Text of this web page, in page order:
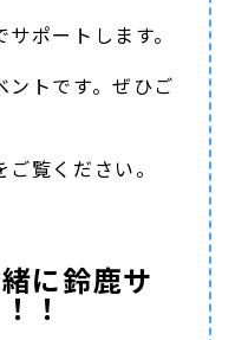
ポートします。
ントです。ぜひご
ご覧ください。
に鈴鹿サ
！